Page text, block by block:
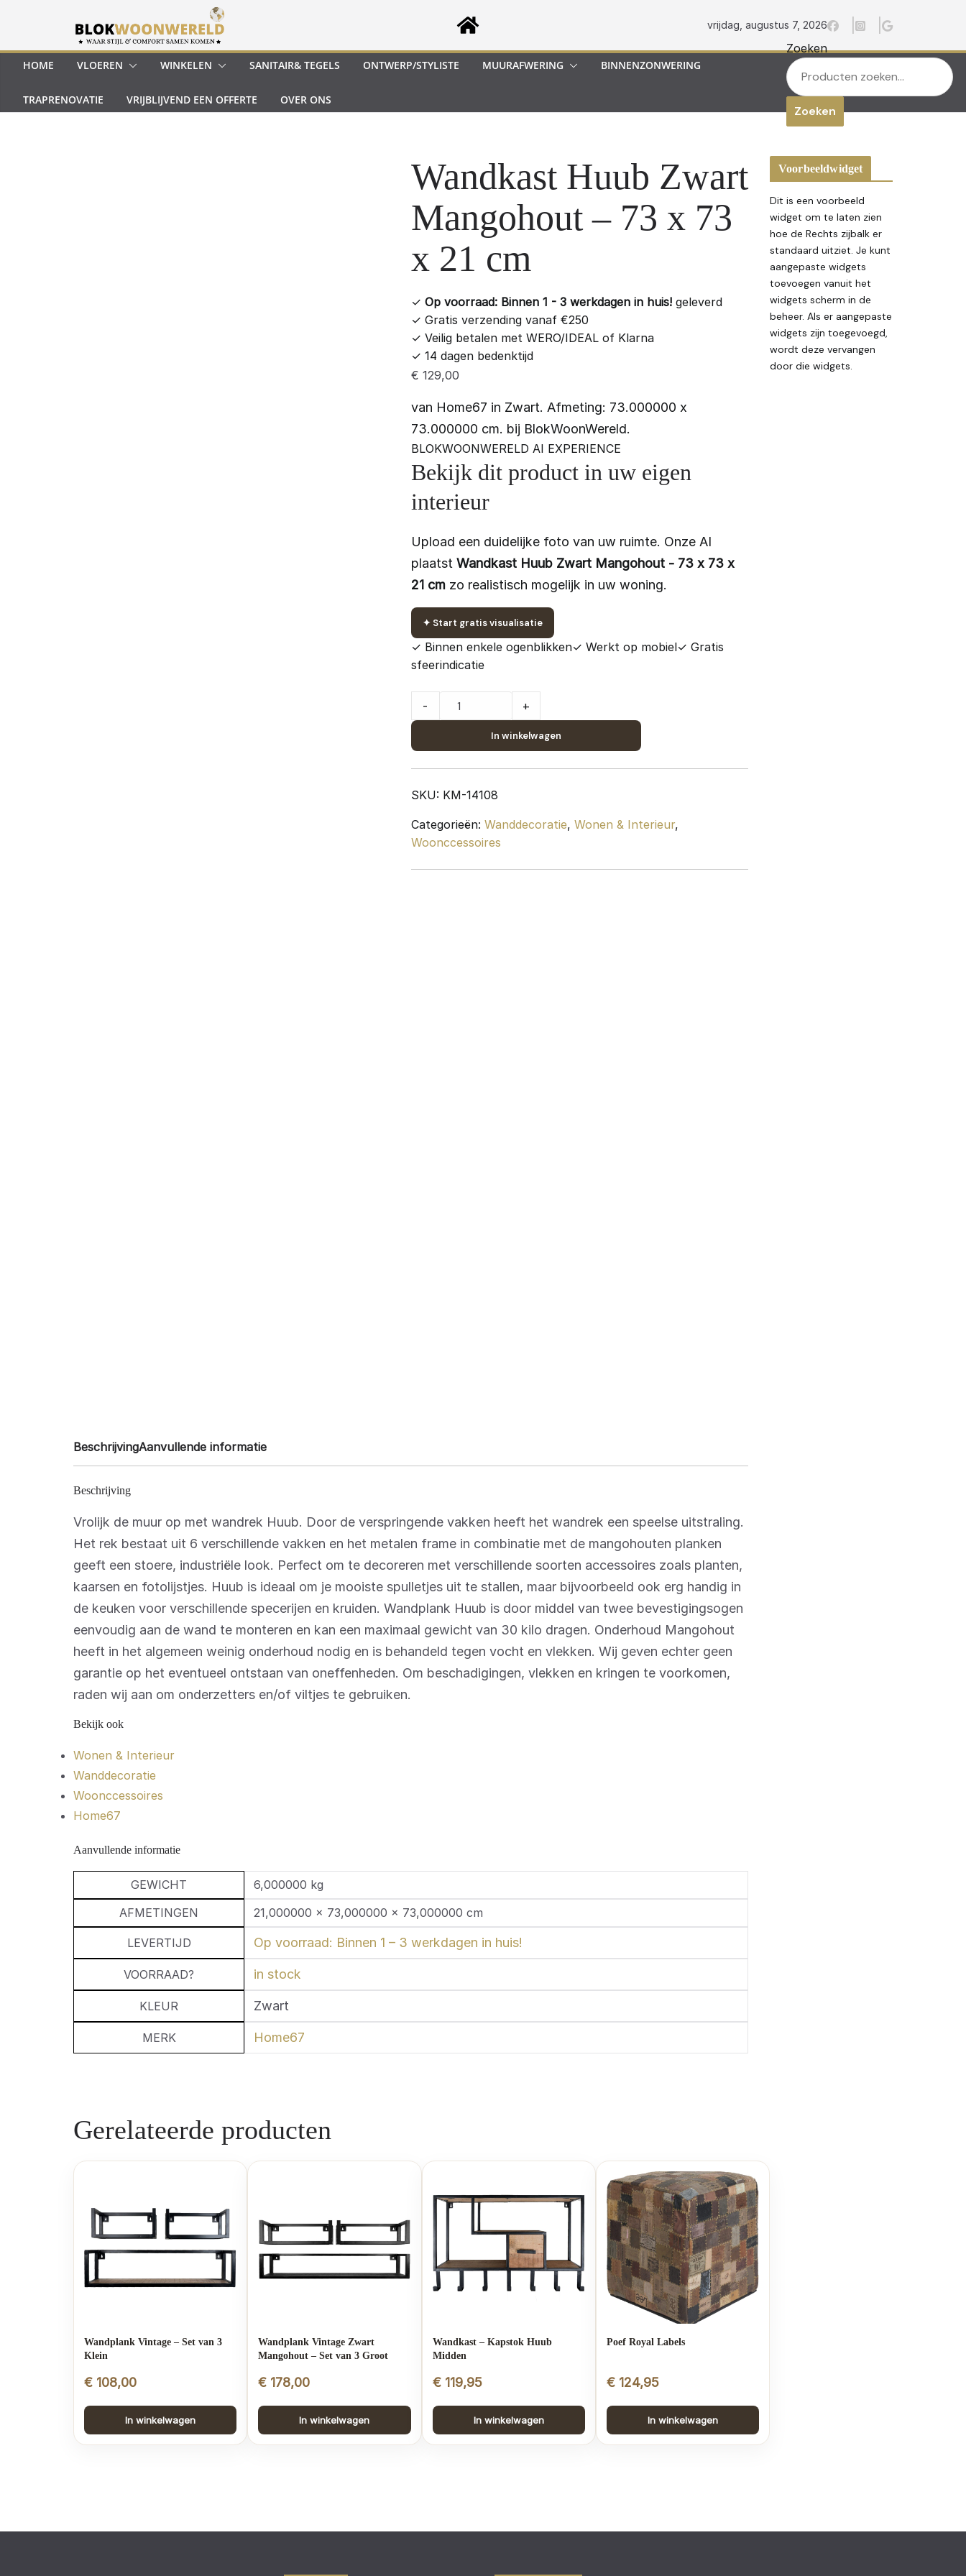
inhoud
vrijdag, augustus 7, 2026
HOME VLOEREN WINKELEN SANITAIR& TEGELS ONTWERP/STYLISTE MUURAFWERING BINNENZONWERING
TRAPRENOVATIE VRIJBLIJVEND EEN OFFERTE OVER ONS
Zoeken
Zoeken
Wandkast Huub Zwart
Mangohout – 73 x 73
x 21 cm
✓ Op voorraad: Binnen 1 - 3 werkdagen in huis!geleverd
✓ Gratis verzending vanaf €250
✓ Veilig betalen met WERO/IDEAL of Klarna
✓ 14 dagen bedenktijd
€ 129,00
van Home67 in Zwart. Afmeting: 73.000000 x
73.000000 cm. bij BlokWoonWereld.
BLOKWOONWERELD AI EXPERIENCE
Bekijk dit product in uw eigen
interieur
Upload een duidelijke foto van uw ruimte. Onze AI
plaatst Wandkast Huub Zwart Mangohout - 73 x 73 x
21 cmzo realistisch mogelijk in uw woning.
✦ Start gratis visualisatie
✓ Binnen enkele ogenblikken✓ Werkt op mobiel✓ Gratis
sfeerindicatie
Wandkast
Huub
Mangohout
-
73
73
x
- +
In winkelwagen
SKU: KM-14108
Categorieën: Wanddecoratie, Wonen & Interieur,
Woonccessoires
BeschrijvingAanvullende informatie
Beschrijving
‌Vrolijk de muur op met wandrek Huub. Door de verspringende vakken heeft het wandrek een speelse uitstraling.
Het rek bestaat uit 6 verschillende vakken en het metalen frame in combinatie met de mangohouten planken
geeft een stoere, industriële look. Perfect om te decoreren met verschillende soorten accessoires zoals planten,
kaarsen en fotolijstjes. Huub is ideaal om je mooiste spulletjes uit te stallen, maar bijvoorbeeld ook erg handig in
de keuken voor verschillende specerijen en kruiden. Wandplank Huub is door middel van twee bevestigingsogen
eenvoudig aan de wand te monteren en kan een maximaal gewicht van 30 kilo dragen. Onderhoud Mangohout
heeft in het algemeen weinig onderhoud nodig en is behandeld tegen vocht en vlekken. Wij geven echter geen
garantie op het eventueel ontstaan van oneffenheden. Om beschadigingen, vlekken en kringen te voorkomen,
raden wij aan om onderzetters en/of viltjes te gebruiken.
Bekijk ook
Wonen & Interieur
Wanddecoratie
Woonccessoires
Home67
Aanvullende informatie
GEWICHT
6,000000 kg
AFMETINGEN
21,000000 × 73,000000 × 73,000000 cm
LEVERTIJD Op voorraad: Binnen 1 – 3 werkdagen in huis!
VOORRAAD? in stock
KLEUR Zwart
MERK Home67
Gerelateerde producten
Wandplank Vintage – Set van 3
Klein
€ 108,00
In winkelwagen
Wandplank Vintage Zwart
Mangohout – Set van 3 Groot
€ 178,00
In winkelwagen
Wandkast – Kapstok Huub
Midden
€119,95
In winkelwagen
Poef Royal Labels
€124,95
In winkelwagen
Voorbeeldwidget
Dit is een voorbeeld
widget om te laten zien
hoe de Rechts zijbalk er
standaard uitziet. Je kunt
aangepaste widgets
toevoegen vanuit het
widgets scherm in de
beheer. Als er aangepaste
widgets zijn toegevoegd,
wordt deze vervangen
door die widgets.